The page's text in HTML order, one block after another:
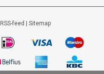
RSS-feed Sitemap